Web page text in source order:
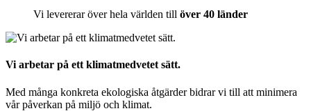
Vi levererar över hela världen till över 40 länder
Vi arbetar på ett klimatmedvetet sätt.
Med många konkreta ekologiska åtgärder bidrar vi till att minimera
vår påverkan på miljö och klimat.